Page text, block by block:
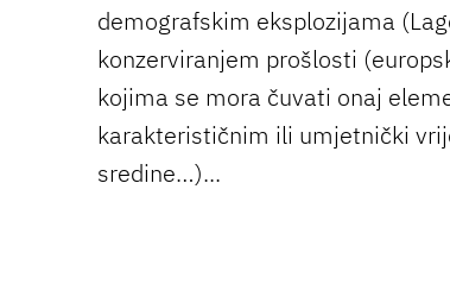
demografskim eksplozijama
konzerviranjem prošlosti
kojima se mora čuvati onaj
karakterističnim ili umjetnički
sredine…)...